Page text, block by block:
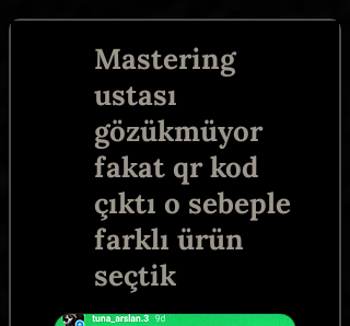
Mastering
ustası
gözükmüyor
fakat qr kod
çıktı o sebeple
farklı ürün
seçtik